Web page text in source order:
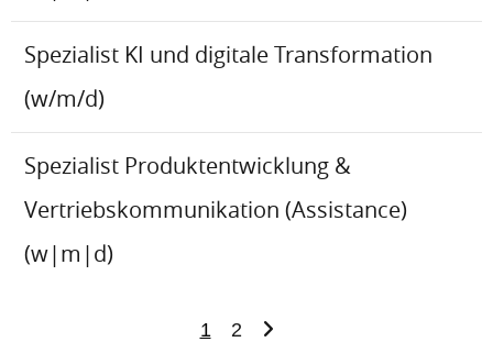
Spezialist KI und digitale Transformation
(w/m/d)
Spezialist Produktentwicklung &
Vertriebskommunikation (Assistance)
(w|m|d)
1 2